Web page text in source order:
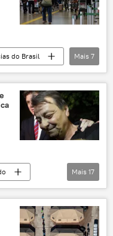
do Brasil
(Cade)
Mais 7
Notícias
Mais 17